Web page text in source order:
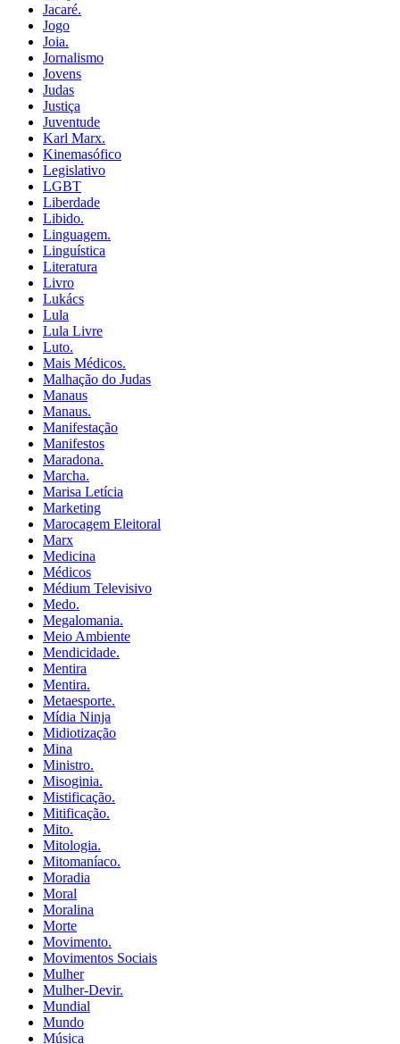
Jacaré.
Jogo
Joia.
Jornalismo
Jovens
Judas
Justiça
Juventude
Karl Marx.
Kinemasófico
Legislativo
LGBT
Liberdade
Libido.
Linguagem.
Linguística
Literatura
Livro
Lukács
Lula
Lula Livre
Luto.
Mais Médicos.
Malhação do Judas
Manaus
Manaus.
Manifestação
Manifestos
Maradona.
Marcha.
Marisa Letícia
Marketing
Marocagem Eleitoral
Marx
Medicina
Médicos
Médium Televisivo
Medo.
Megalomania.
Meio Ambiente
Mendicidade.
Mentira
Mentira.
Metaesporte.
Mídia Ninja
Midiotização
Mina
Ministro.
Misoginia.
Mistificação.
Mitificação.
Mito.
Mitologia.
Mitomaníaco.
Moradia
Moral
Moralina
Morte
Movimento.
Movimentos Sociais
Mulher
Mulher-Devir.
Mundial
Mundo
Música